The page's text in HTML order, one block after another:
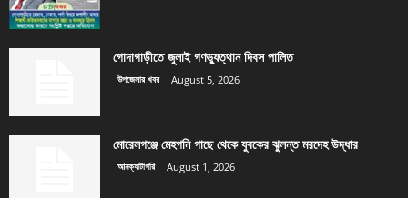
গোদাগাড়ীতে জুলাই গণভ্যুত্থান দিবস পালিত
উপজেলার খবর August 5, 2026
মোরেলগঞ্জে মেহগনি গাছে থেকে যুবকের ঝুলন্ত মরদেহ উদ্ধার
আনক্যাটাগরি August 1, 2026